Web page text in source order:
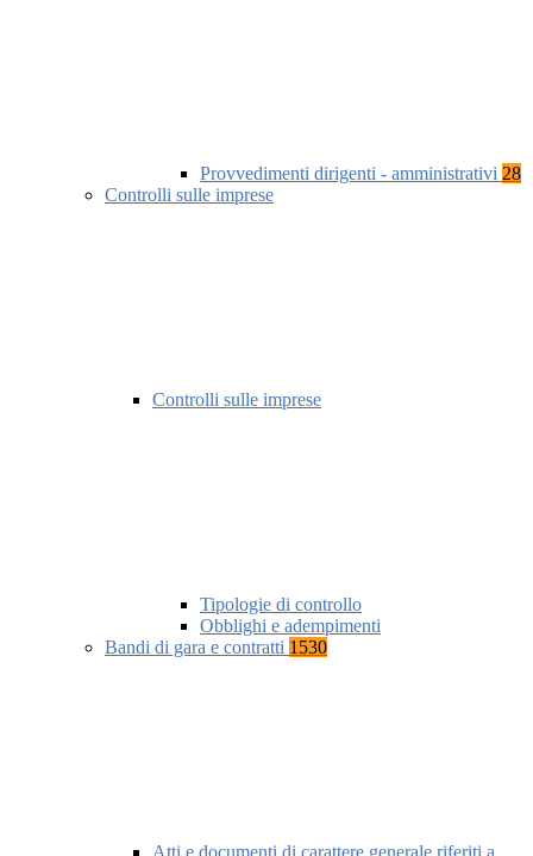
Provvedimenti dirigenti - amministrativi 28
Controlli sulle imprese
Controlli sulle imprese
Tipologie di controllo
Obblighi e adempimenti
Bandi di gara e contratti 1530